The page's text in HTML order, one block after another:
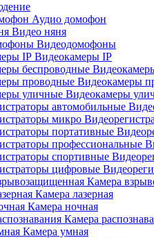
Аудио домофон
Видео няня
Видеодомофоны
Видеокамеры IP
Видеокамеры
Видеокамеры
Камера
Камера лазерная
Камера ночная
Камера
Камера умная